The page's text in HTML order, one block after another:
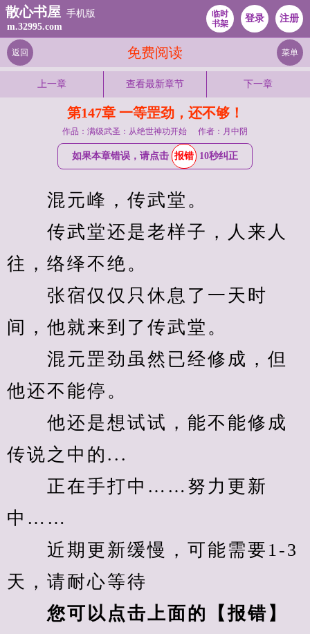
散心书屋 手机版
m.32995.com
临时
书架
登录 注册
免费阅读
返回 菜单
上一章 查看最新章节 下一章
第147章 一等罡劲，还不够！
作品：满级武圣：从绝世神功开始 作者：月中阴
如果本章错误，请点击 报错 10秒纠正
混元峰，传武堂。
传武堂还是老样子，人来人
往，络绎不绝。
张宿仅仅只休息了一天时
间，他就来到了传武堂。
混元罡劲虽然已经修成，但
他还不能停。
他还是想试试，能不能修成
传说之中的...
正在手打中……努力更新
中……
近期更新缓慢，可能需要1-3
天，请耐心等待
您可以点击上面的【报错】